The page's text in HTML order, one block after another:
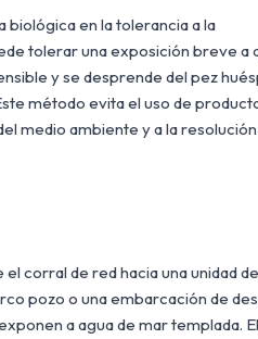
en la tolerancia a la
tolerar una exposición breve a
y se desprende del pez
método evita el uso de
medio ambiente y a la
corral de red hacia una unidad de
pozo o una embarcación de
a agua de mar templada.